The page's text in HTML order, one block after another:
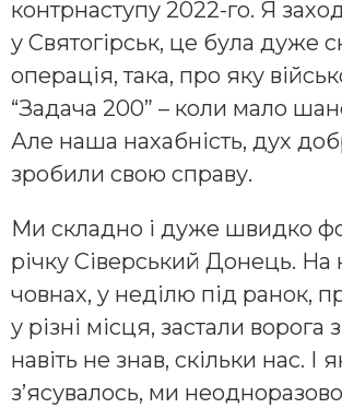
контрнаступу 2022-го. Я
у Святогірськ, це була дуже
операція, така, про яку
“Задача 200” – коли мало
Але наша нахабність, дух
зробили свою справу.
Ми складно і дуже швидко
річку Сіверський Донець. На
човнах, у неділю під ранок,
у різні місця, застали ворога
навіть не знав, скільки нас. І
з’ясувалось, ми